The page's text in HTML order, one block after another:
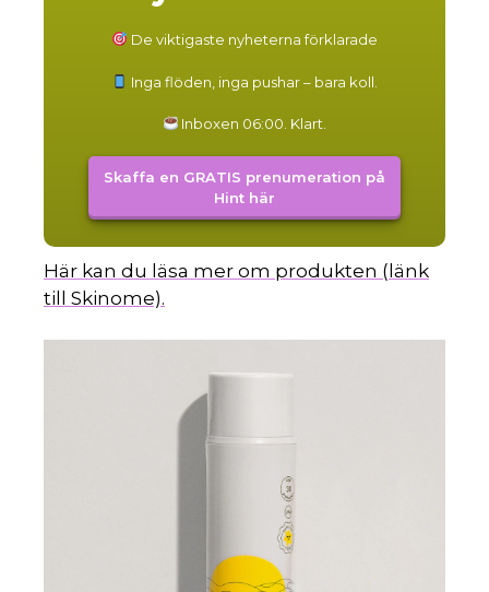
De viktigaste nyheterna förklarade
Inga flöden, inga pushar – bara koll.
Inboxen 06:00. Klart.
Skaffa en GRATIS prenumeration på
Hint här
Här kan du läsa mer om produkten (länk
till Skinome).